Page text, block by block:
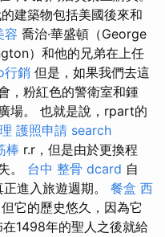
建築物包括美國後來和
容 喬治·華盛頓（George
）和他的兄弟在上任
行銷 但是，如果我們去這
，粉紅色的警衛室和鍾
場。 也就是說，rpart的
護照申請 search
棒 r.r，但是由於更換程
。 台中 整骨 dcard 自
進入旅遊週期。 餐盒 西
它的歷史悠久，因為它
1498年的聖人之後就給